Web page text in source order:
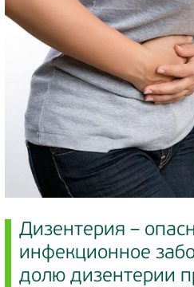
Дизентерия –
инфекционное
долю дизентерии